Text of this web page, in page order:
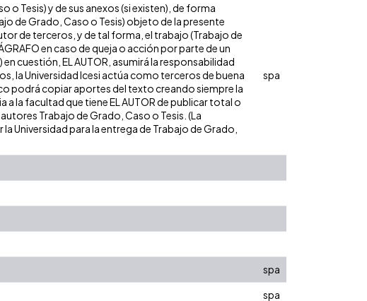
o Tesis) y de sus anexos (si existen), de forma
de Grado, Caso o Tesis) objeto de la presente
de terceros, y de tal forma, el trabajo (Trabajo de
en caso de queja o acción por parte de un
cuestión, EL AUTOR, asumirá la responsabilidad
la Universidad Icesi actúa como terceros de buena
podrá copiar aportes del texto creando siempre la
la facultad que tiene EL AUTOR de publicar total o
Trabajo de Grado, Caso o Tesis. (La
Universidad para la entrega de Trabajo de Grado,
spa
spa
spa